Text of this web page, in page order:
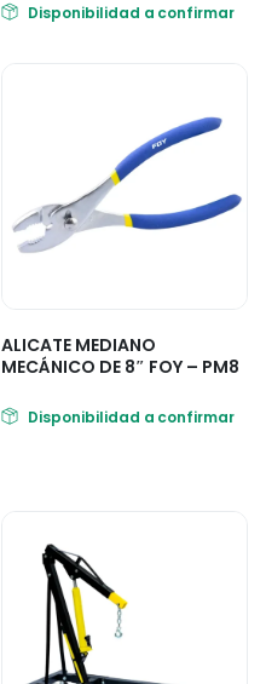
Disponibilidad a confirmar
ALICATE MEDIANO
MECÁNICO DE 8″ FOY – PM8
Disponibilidad a confirmar